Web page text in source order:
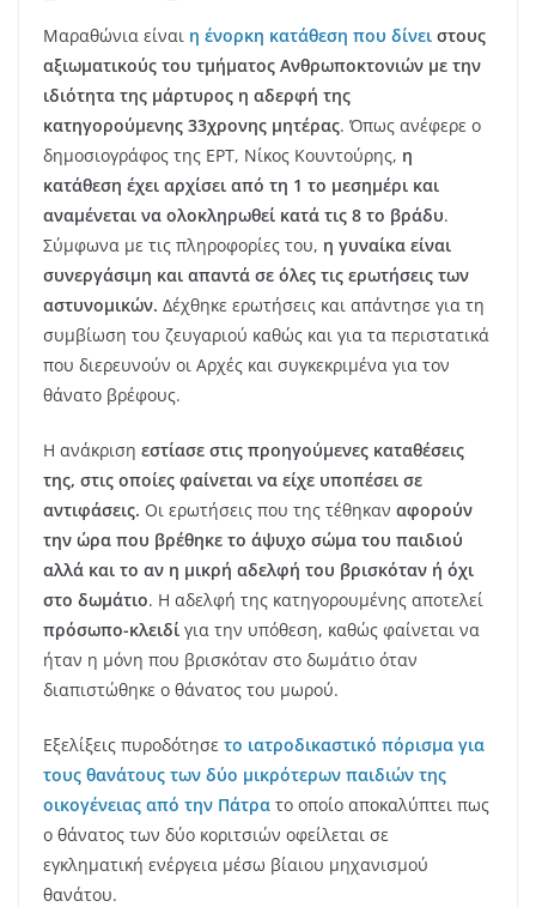
Μαραθώνια είναι η ένορκη κατάθεση που δίνει στους
αξιωματικούς του τμήματος Ανθρωποκτονιών με την
ιδιότητα της μάρτυρος η αδερφή της
κατηγορούμενης 33χρονης μητέρας. Όπως ανέφερε ο
δημοσιογράφος της ΕΡΤ, Νίκος Κουντούρης, η
κατάθεση έχει αρχίσει από τη 1 το μεσημέρι και
αναμένεται να ολοκληρωθεί κατά τις 8 το βράδυ.
Σύμφωνα με τις πληροφορίες του, η γυναίκα είναι
συνεργάσιμη και απαντά σε όλες τις ερωτήσεις των
αστυνομικών. Δέχθηκε ερωτήσεις και απάντησε για τη
συμβίωση του ζευγαριού καθώς και για τα περιστατικά
που διερευνούν οι Αρχές και συγκεκριμένα για τον
θάνατο βρέφους.
Η ανάκριση εστίασε στις προηγούμενες καταθέσεις
της, στις οποίες φαίνεται να είχε υποπέσει σε
αντιφάσεις. Οι ερωτήσεις που της τέθηκαν αφορούν
την ώρα που βρέθηκε το άψυχο σώμα του παιδιού
αλλά και το αν η μικρή αδελφή του βρισκόταν ή όχι
στο δωμάτιο. Η αδελφή της κατηγορουμένης αποτελεί
πρόσωπο-κλειδί για την υπόθεση, καθώς φαίνεται να
ήταν η μόνη που βρισκόταν στο δωμάτιο όταν
διαπιστώθηκε ο θάνατος του μωρού.
Εξελίξεις πυροδότησε το ιατροδικαστικό πόρισμα για
τους θανάτους των δύο μικρότερων παιδιών της
οικογένειας από την Πάτρα το οποίο αποκαλύπτει πως
ο θάνατος των δύο κοριτσιών οφείλεται σε
εγκληματική ενέργεια μέσω βίαιου μηχανισμού
θανάτου.